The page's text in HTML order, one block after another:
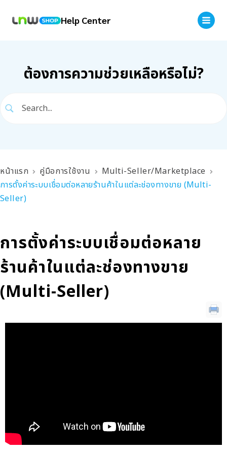
Help Center
ต้องการความช่วยเหลือหรือไม่?
หน้าแรก คู่มือการใช้งาน
Multi-Seller/Marketplace
การตั้งค่าระบบเชื่อมต่อหลายร้านค้าในแต่ละช่องทางขาย (Multi-
Seller)
การตั้งค่าระบบเชื่อมต่อหลาย
ร้านค้าในแต่ละช่องทางขาย
(Multi-Seller)